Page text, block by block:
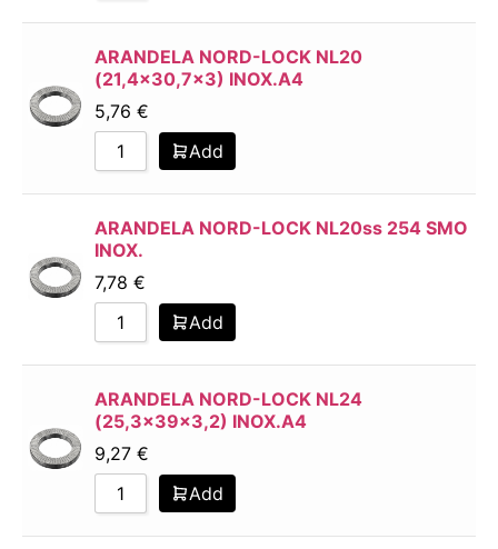
ARANDELA NORD-LOCK NL20
(21,4×30,7×3) INOX.A4
5,76 €
Add
ARANDELA NORD-LOCK NL20ss 254 SMO
INOX.
7,78 €
Add
ARANDELA NORD-LOCK NL24
(25,3x39x3,2) INOX.A4
9,27 €
Add